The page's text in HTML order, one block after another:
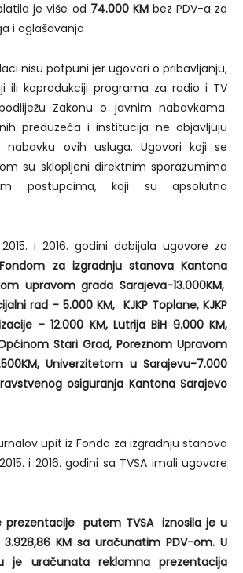
je više od 74.000 KM bez PDV-a za
i oglašavanja
nisu potpuni jer ugovori o pribavljanju,
ili koprodukciji programa za radio i TV
Zakonu o javnim nabavkama.
preduzeća i institucija ne objavljuju
ovih usluga. Ugovori koji se
su sklopljeni direktnim sporazumima
postupcima, koji su apsolutno
i 2016. godini dobijala ugovore za
Fondom za izgradnju stanova Kantona
upravom grada Sarajeva-13.000KM,
rad – 5.000 KM, KJKP Toplane, KJKP
– 12.000 KM, Lutrija BiH 9.000 KM,
Stari Grad, Poreznom Upravom
Univerzitetom u Sarajevu-7.000
osiguranja Kantona Sarajevo
upit iz Fonda za izgradnju stanova
i 2016. godini sa TVSA imali ugovore
prezentacije putem TVSA iznosila je u
KM sa uračunatim PDV-om. U
je uračunata reklamna prezentacija